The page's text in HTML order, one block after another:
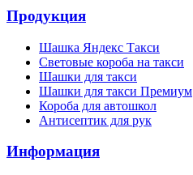
Продукция
Шашка Яндекс Такси
Световые короба на такси
Шашки для такси
Шашки для такси Премиум
Короба для автошкол
Антисептик для рук
Информация